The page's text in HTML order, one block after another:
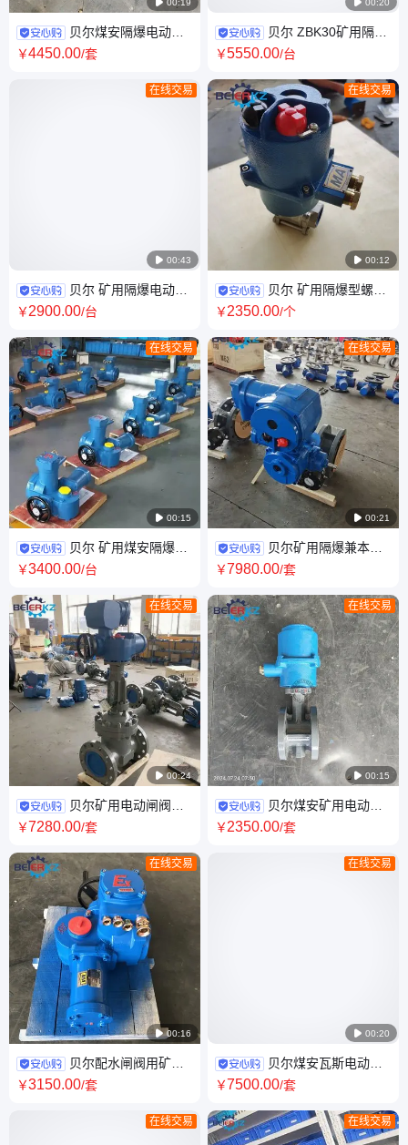
 00:19
贝尔煤安隔爆电动闸
阀矿用安全型煤安证防爆证齐
￥4450.00/套
 00:43
在线交易
贝尔 矿用隔爆电动执
行器ZB10 ZB20 ZB30开关型
￥2900.00/台
 00:15
在线交易
贝尔 矿用煤安隔爆型
阀门电动装置ZB20生产厂家
￥3400.00/台
 00:24
在线交易
贝尔矿用电动闸阀一
体式智能型MZ941H-25 DN150
￥7280.00/套
 00:16
在线交易
贝尔配水闸阀用矿用
隔爆型阀门控制装置ZB30-
￥3150.00/套
在线交易
 00:20
贝尔 ZBK30矿用隔爆
整体开关型电动装置井下使用
￥5550.00/台
 00:12
在线交易
贝尔 矿用隔爆型螺纹
球阀不锈钢丝扣连接127V
￥2350.00/个
 00:21
在线交易
贝尔矿用隔爆兼本安
型一体式电动蝶阀MD943F-
￥7980.00/套
 00:15
在线交易
贝尔煤安矿用电动法
兰瓦斯蝶阀127V煤矿井下使用
￥2350.00/套
 00:20
在线交易
贝尔煤安瓦斯电动蝶
阀WSD941X-16Q DN400一体
￥7500.00/套
在线交易